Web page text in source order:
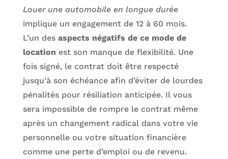
Louer une automobile en longue durée
implique un engagement de 12 à 60 mois.
L’un des aspects négatifs de ce mode de
location est son manque de flexibilité. Une
fois signé, le contrat doit être respecté
jusqu’à son échéance afin d’éviter de lourdes
pénalités pour résiliation anticipée. Il vous
sera impossible de rompre le contrat même
après un changement radical dans votre vie
personnelle ou votre situation financière
comme une perte d’emploi ou de revenu.